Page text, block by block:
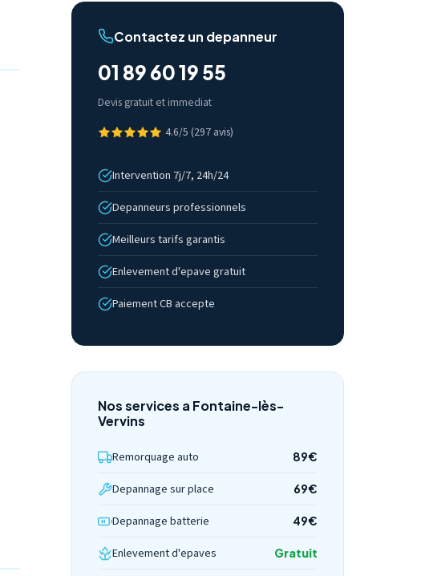
Contactez un depanneur
01 89 60 19 55
Devis gratuit et immediat
4.6/5 (297 avis)
Intervention 7j/7, 24h/24
Depanneurs professionnels
Meilleurs tarifs garantis
Enlevement d'epave gratuit
Paiement CB accepte
Nos services a Fontaine-lès-
Vervins
Remorquage auto 89€
Depannage sur place 69€
Depannage batterie 49€
Enlevement d'epaves Gratuit